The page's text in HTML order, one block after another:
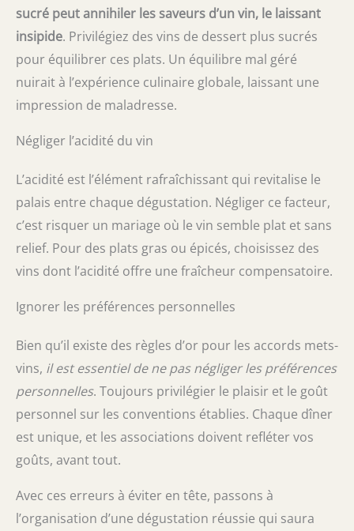
sucré peut annihiler les saveurs d’un vin, le laissant
insipide. Privilégiez des vins de dessert plus sucrés
pour équilibrer ces plats. Un équilibre mal géré
nuirait à l’expérience culinaire globale, laissant une
impression de maladresse.
Négliger l’acidité du vin
L’acidité est l’élément rafraîchissant qui revitalise le
palais entre chaque dégustation. Négliger ce facteur,
c’est risquer un mariage où le vin semble plat et sans
relief. Pour des plats gras ou épicés, choisissez des
vins dont l’acidité offre une fraîcheur compensatoire.
Ignorer les préférences personnelles
Bien qu’il existe des règles d’or pour les accords mets-
vins, il est essentiel de ne pas négliger les préférences
personnelles. Toujours privilégier le plaisir et le goût
personnel sur les conventions établies. Chaque dîner
est unique, et les associations doivent refléter vos
goûts, avant tout.
Avec ces erreurs à éviter en tête, passons à
l’organisation d’une dégustation réussie qui saura